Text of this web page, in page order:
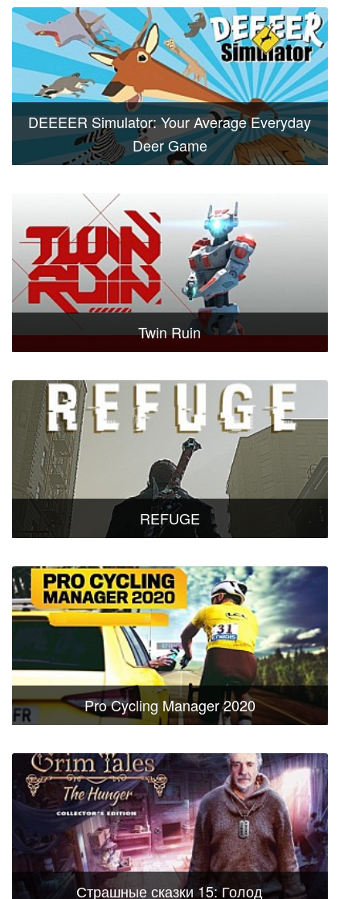
DEEEER Simulator: Your Average Everyday
Deer Game
Twin Ruin
REFUGE
Pro Cycling Manager 2020
Страшные сказки 15: Голод